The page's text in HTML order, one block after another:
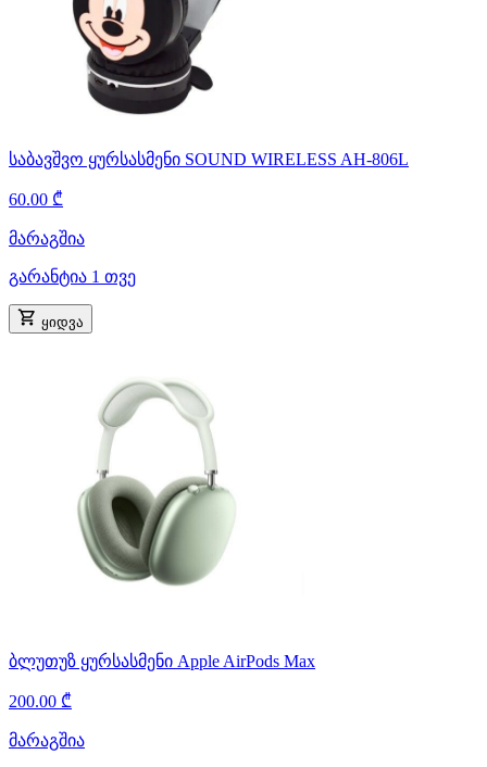
საბავშვო ყურსასმენი SOUND WIRELESS AH-806L
60.00 ₾
მარაგშია
გარანტია 1 თვე
ყიდვა
ბლუთუზ ყურსასმენი Apple AirPods Max
200.00 ₾
მარაგშია